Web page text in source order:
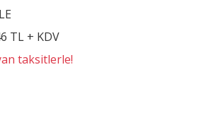
TL + KDV
taksitlerle!